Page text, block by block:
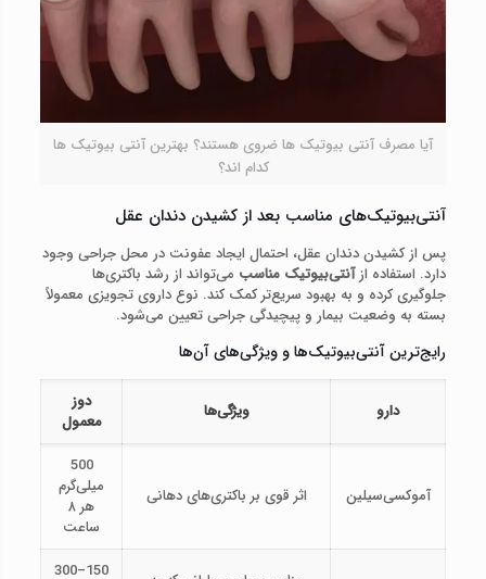
آیا مصرف آنتی بیوتیک ها ضروی هستند؟ بهترین آنتی بیوتیک ها
کدام اند؟
آنتی‌بیوتیک‌های مناسب بعد از کشیدن دندان عقل
پس از کشیدن دندان عقل، احتمال ایجاد عفونت در محل جراحی وجود
دارد. استفاده ازآنتی‌بیوتیک مناسب می‌تواند از رشد باکتری‌ها
جلوگیری کرده و به بهبود سریع‌تر کمک کند. نوع داروی تجویزی معمولاً
بسته به وضعیت بیمار و پیچیدگی جراحی تعیین می‌شود.
رایج‌ترین آنتی‌بیوتیک‌ها و ویژگی‌های آن‌ها
دارو ویژگی‌ها
دوز
معمول
آموکسی‌سیلین اثر قوی بر باکتری‌های دهانی
500
میلی‌گرم
هر ۸
ساعت
150–300